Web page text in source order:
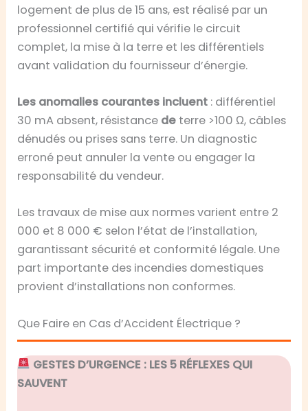
logement de plus de 15 ans, est réalisé par un
professionnel certifié qui vérifie le circuit
complet, la mise à la terre et les différentiels
avant validation du fournisseur d’énergie.
Les anomalies courantes incluent : différentiel
30 mA absent, résistance de terre >100 Ω, câbles
dénudés ou prises sans terre. Un diagnostic
erroné peut annuler la vente ou engager la
responsabilité du vendeur.
Les travaux de mise aux normes varient entre 2
000 et 8 000 € selon l’état de l’installation,
garantissant sécurité et conformité légale. Une
part importante des incendies domestiques
provient d’installations non conformes.
Que Faire en Cas d’Accident Électrique ?
GESTES D’URGENCE : LES 5 RÉFLEXES QUI
SAUVENT